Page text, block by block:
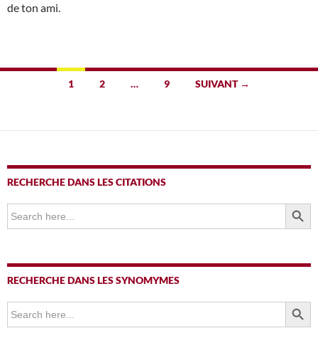
de ton ami.
Navigation
articles
1 2 … 9 SUIVANT →
RECHERCHE DANS LES CITATIONS
Search
for:
SEARCH
RECHERCHE DANS LES SYNOMYMES
Search
for:
SEARCH